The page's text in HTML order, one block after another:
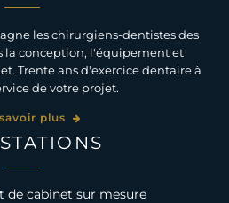
les chirurgiens-dentistes des
la conception, l'équipement et
Trente ans d'exercice dentaire à
de votre projet.
plus
de cabinet sur mesure